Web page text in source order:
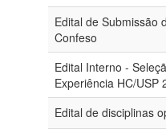
Edital de Submissão
Confeso
Edital Interno -
Experiência HC/USP
Edital de disciplinas